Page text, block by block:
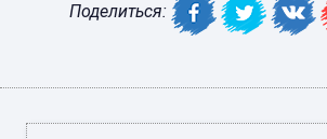
Поделиться: